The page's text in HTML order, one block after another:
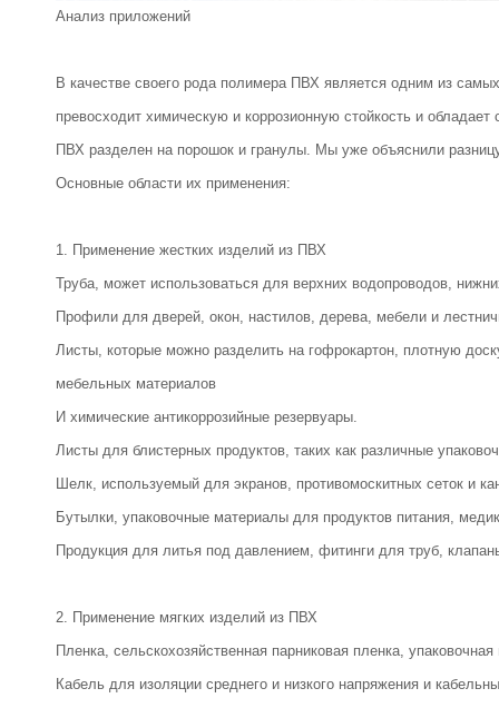
Анализ приложений
В качестве своего рода полимера ПВХ является одним из
превосходит химическую и коррозионную стойкость и
ПВХ разделен на порошок и гранулы. Мы уже объяснили
Основные области их применения:
1. Применение жестких изделий из ПВХ
Труба, может использоваться для верхних водопроводов,
Профили для дверей, окон, настилов, дерева, мебели и
Листы, которые можно разделить на гофрокартон, плотную
мебельных материалов
И химические антикоррозийные резервуары.
Листы для блистерных продуктов, таких как различные
Шелк, используемый для экранов, противомоскитных сеток и
Бутылки, упаковочные материалы для продуктов питания,
Продукция для литья под давлением, фитинги для труб,
2. Применение мягких изделий из ПВХ
Пленка, сельскохозяйственная парниковая пленка,
Кабель для изоляции среднего и низкого напряжения и